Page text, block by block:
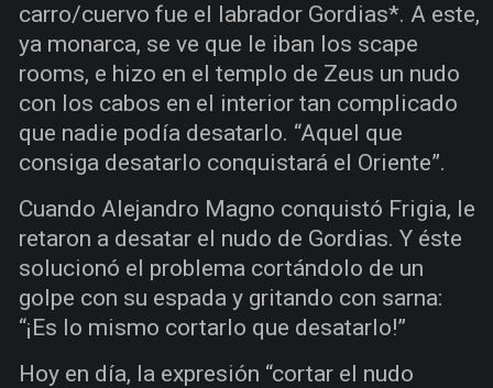
carro/cuervo fue el labrador Gordias*. A este,
ya monarca, se ve que le iban los scape
rooms, e hizo en el templo de Zeus un nudo
con los cabos en el interior tan complicado
que nadie podía desatarlo. “Aquel que
consiga desatarlo conquistará el Oriente”.
Cuando Alejandro Magno conquistó Frigia, le
retaron a desatar el nudo de Gordias. Y éste
solucionó el problema cortándolo de un
golpe con su espada y gritando con sarna:
“¡Es lo mismo cortarlo que desatarlo!”
Hoy en día, la expresión “cortar el nudo